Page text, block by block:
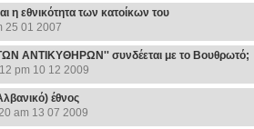
η εθνικότητα των κατοίκων του
25 01 2007
ΑΝΤΙΚΥΘΗΡΩΝ'' συνδέεται με το Βουθρωτό;
pm 10 12 2009
έθνος
am 13 07 2009